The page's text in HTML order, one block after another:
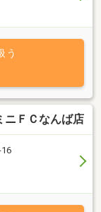
方の専門知
う
ＦＣなんば店